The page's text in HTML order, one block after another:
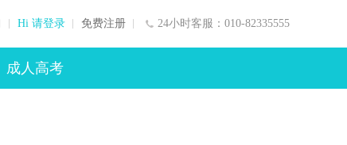
24小时客服：010-82335555
Hi 请登录 免费注册
成人高考